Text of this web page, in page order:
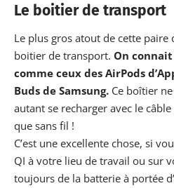
Le boitier de transport
Le plus gros atout de cette paire
boitier de transport. On
comme ceux des AirPods d’
Buds de Samsung. Ce boîtier
autant se recharger avec le
que sans fil !
C’est une excellente chose, si
QI à votre lieu de travail ou sur
toujours de la batterie à portée